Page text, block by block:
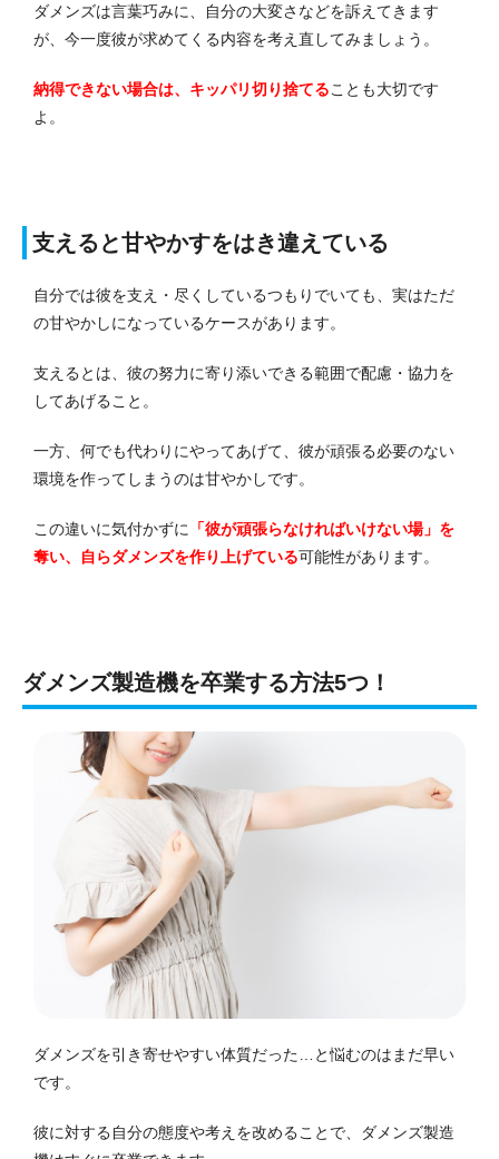
ダメンズは言葉巧みに、自分の大変さなどを訴えてきます
が、今一度彼が求めてくる内容を考え直してみましょう。
納得できない場合は、キッパリ切り捨てることも大切です
よ。
支えると甘やかすをはき違えている
自分では彼を支え・尽くしているつもりでいても、実はただ
の甘やかしになっているケースがあります。
支えるとは、彼の努力に寄り添いできる範囲で配慮・協力を
してあげること。
一方、何でも代わりにやってあげて、彼が頑張る必要のない
環境を作ってしまうのは甘やかしです。
この違いに気付かずに
「彼が頑張らなければいけない場」を
奪い、自らダメンズを作り上げている可能性があります。
ダメンズ製造機を卒業する方法5つ！
ダメンズを引き寄せやすい体質だった…と悩むのはまだ早い
です。
彼に対する自分の態度や考えを改めることで、ダメンズ製造